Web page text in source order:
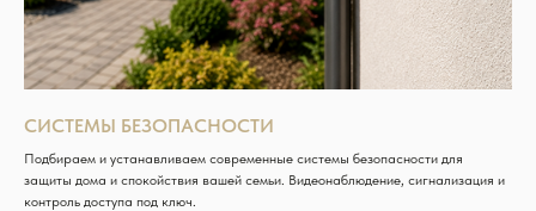
СИСТЕМЫ БЕЗОПАСНОСТИ
Подбираем и устанавливаем современные системы безопасности для
защиты дома и спокойствия вашей семьи. Видеонаблюдение, сигнализация и
контроль доступа под ключ.